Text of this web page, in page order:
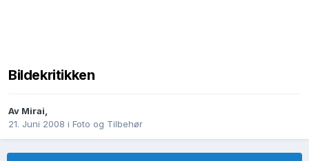
Bildekritikken
Av Mirai,
21. Juni 2008 i Foto og Tilbehør